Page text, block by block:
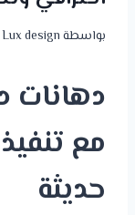
بواسطةLux design
دهانات
مع
حديثة